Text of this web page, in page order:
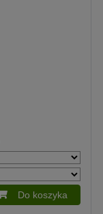
Do koszyka